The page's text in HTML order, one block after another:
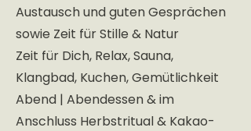
Austausch und guten Gesprächen
sowie Zeit für Stille & Natur
Zeit für Dich, Relax, Sauna,
Klangbad, Kuchen, Gemütlichkeit
Abend | Abendessen & im
Anschluss Herbstritual & Kakao-